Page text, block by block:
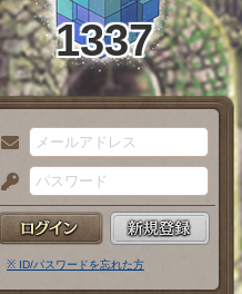
1337
メ
ー
ル
ア
パ
ス
※ ID/パスワードを忘れた方